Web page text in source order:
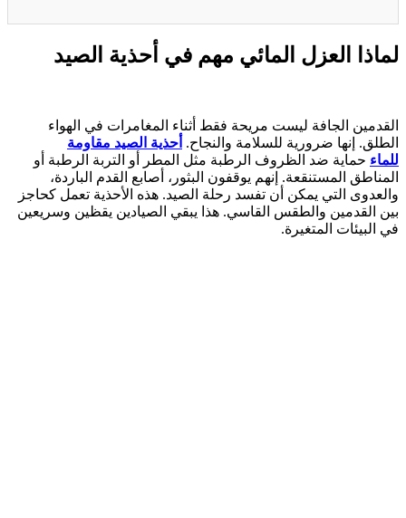
لماذا العزل المائي مهم في أحذية الصيد
القدمين الجافة ليست مريحة فقط أثناء المغامرات في الهواء
الطلق. إنها ضرورية للسلامة والنجاح. أحذية الصيد مقاومة
للماء حماية ضد الظروف الرطبة مثل المطر أو التربة الرطبة أو
المناطق المستنقعة. إنهم يوقفون البثور، أصابع القدم الباردة،
والعدوى التي يمكن أن تفسد رحلة الصيد. هذه الأحذية تعمل كحاجز
بين القدمين والطقس القاسي. هذا يبقي الصيادين يقظين وسريعين
في البيئات المتغيرة.